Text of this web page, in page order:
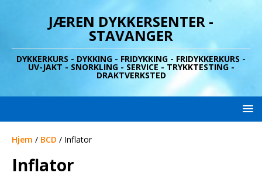
JÆREN DYKKERSENTER -
STAVANGER
DYKKERKURS - DYKKING - FRIDYKKING - FRIDYKKERKURS -
UV-JAKT - SNORKLING - SERVICE - TRYKKTESTING -
DRAKTVERKSTED
Hjem / BCD / Inflator
Inflator